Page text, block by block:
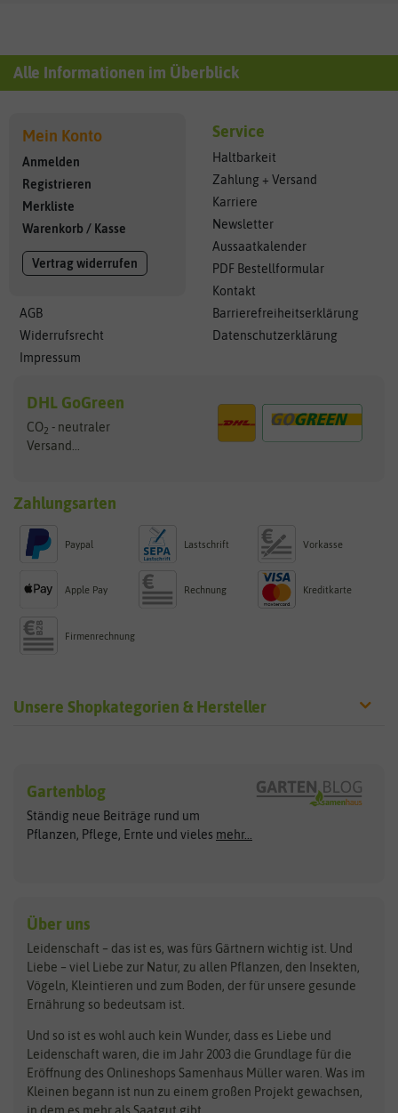
Alle Informationen im Überblick
Mein Konto
Anmelden
Registrieren
Merkliste
Warenkorb / Kasse
Vertrag widerrufen
AGB
Widerrufsrecht
Impressum
Service
Haltbarkeit
Zahlung + Versand
Karriere
Newsletter
Aussaatkalender
PDF Bestellformular
Kontakt
Barrierefreiheitserklärung
Datenschutzerklärung
DHL GoGreen
CO2 - neutraler
Versand...
Zahlungsarten
Paypal Lastschrift Vorkasse
Apple Pay Rechnung Kreditkarte
Firmenrechnung
Unsere Shopkategorien & Hersteller
Exotische Samen
Gemüsesamen
Gründünger
Kräutersamen
Obstsamen
Pilzbrut
Rasensamen
Steckzwiebeln
Zimmer & Kübelpflanzen
Kataloge
Schnäppchen
Arche Noah
ASB Greenworld
Benary
Bingenheimer Saatgut
Bionana
BIOWOL
Blumicorn
Bûten Birds
Clever Pots
COMPO
Dürr-Samen
Feldsaaten Freudenberger
Fertil
Flora Elite
Gartenblog
Ständig neue Beiträge rund um
Pflanzen, Pflege, Ernte und vieles mehr...
Über uns
Leidenschaft – das ist es, was fürs Gärtnern wichtig ist. Und
Liebe – viel Liebe zur Natur, zu allen Pflanzen, den Insekten,
Vögeln, Kleintieren und zum Boden, der für unsere gesunde
Ernährung so bedeutsam ist.
Und so ist es wohl auch kein Wunder, dass es Liebe und
Leidenschaft waren, die im Jahr 2003 die Grundlage für die
Eröffnung des Onlineshops Samenhaus Müller waren. Was im
Kleinen begann ist nun zu einem großen Projekt gewachsen,